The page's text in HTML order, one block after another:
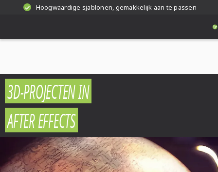
Hoogwaardige sjablonen, gemakkelijk aan te passen
3D-PROJECTEN IN
AFTER EFFECTS